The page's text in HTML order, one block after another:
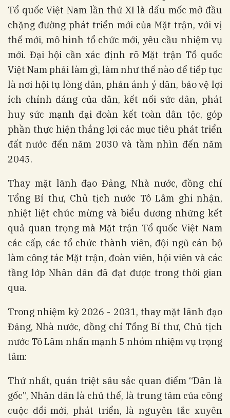
Tổ quốc Việt Nam lần thứ XI là dấu mốc mở đầu
chặng đường phát triển mới của Mặt trận, với vị
thế mới, mô hình tổ chức mới, yêu cầu nhiệm vụ
mới. Đại hội cần xác định rõ Mặt trận Tổ quốc
Việt Nam phải làm gì, làm như thế nào để tiếp tục
là nơi hội tụ lòng dân, phản ánh ý dân, bảo vệ lợi
ích chính đáng của dân, kết nối sức dân, phát
huy sức mạnh đại đoàn kết toàn dân tộc, góp
phần thực hiện thắng lợi các mục tiêu phát triển
đất nước đến năm 2030 và tầm nhìn đến năm
2045.
Thay mặt lãnh đạo Đảng, Nhà nước, đồng chí
Tổng Bí thư, Chủ tịch nước Tô Lâm ghi nhận,
nhiệt liệt chúc mừng và biểu dương những kết
quả quan trọng mà Mặt trận Tổ quốc Việt Nam
các cấp, các tổ chức thành viên, đội ngũ cán bộ
làm công tác Mặt trận, đoàn viên, hội viên và các
tầng lớp Nhân dân đã đạt được trong thời gian
qua.
Trong nhiệm kỳ 2026 - 2031, thay mặt lãnh đạo
Đảng, Nhà nước, đồng chí Tổng Bí thư, Chủ tịch
nước Tô Lâm nhấn mạnh 5 nhóm nhiệm vụ trọng
tâm:
Thứ nhất, quán triệt sâu sắc quan điểm “Dân là
gốc”, Nhân dân là chủ thể, là trung tâm của công
cuộc đổi mới, phát triển, là nguyên tắc xuyên